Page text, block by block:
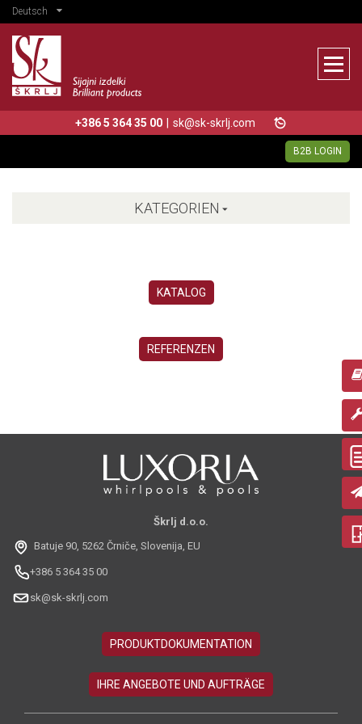
Deutsch
+386 5 364 35 00 | sk@sk-skrlj.com
B2B LOGIN
KATEGORIEN
KATALOG
REFERENZEN
Škrlj d.o.o.
Batuje 90, 5262 Črniče, Slovenija, EU
+386 5 364 35 00
sk@sk-skrlj.com